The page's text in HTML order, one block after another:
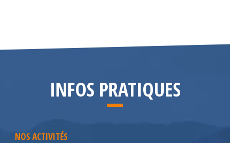
INFOS PRATIQUES
NOS ACTIVITÉS